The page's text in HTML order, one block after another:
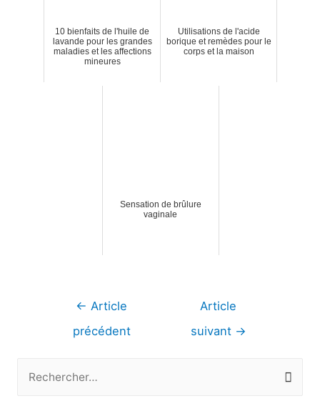
10 bienfaits de l'huile de
lavande pour les grandes
maladies et les affections
mineures
Utilisations de l'acide
borique et remèdes pour le
corps et la maison
Sensation de brûlure
vaginale
Navigation
← Article
précédent
Article
suivant →